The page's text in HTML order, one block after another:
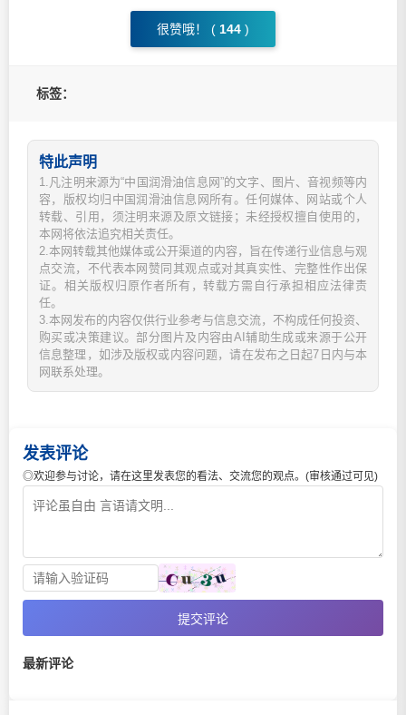
很赞哦！ ( 144 )
标签：
特此声明
1.凡注明来源为“中国润滑油信息网”的文字、图片、音视频等内
容，版权均归中国润滑油信息网所有。任何媒体、网站或个人
转载、引用，须注明来源及原文链接；未经授权擅自使用的，
本网将依法追究相关责任。
2.本网转载其他媒体或公开渠道的内容，旨在传递行业信息与观
点交流，不代表本网赞同其观点或对其真实性、完整性作出保
证。相关版权归原作者所有，转载方需自行承担相应法律责
任。
3.本网发布的内容仅供行业参考与信息交流，不构成任何投资、
购买或决策建议。部分图片及内容由AI辅助生成或来源于公开
信息整理，如涉及版权或内容问题，请在发布之日起7日内与本
网联系处理。
发表评论
◎欢迎参与讨论，请在这里发表您的看法、交流您的观点。(审核通过可见)
提交评论
最新评论